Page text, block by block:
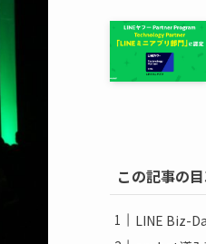
この記事の
LINE Biz-